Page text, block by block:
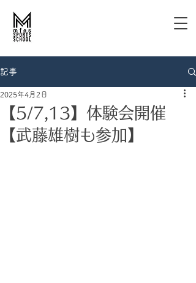
記事
【5/7,13】体験会開催
【武藤雄樹も参加】
2025年4月2日